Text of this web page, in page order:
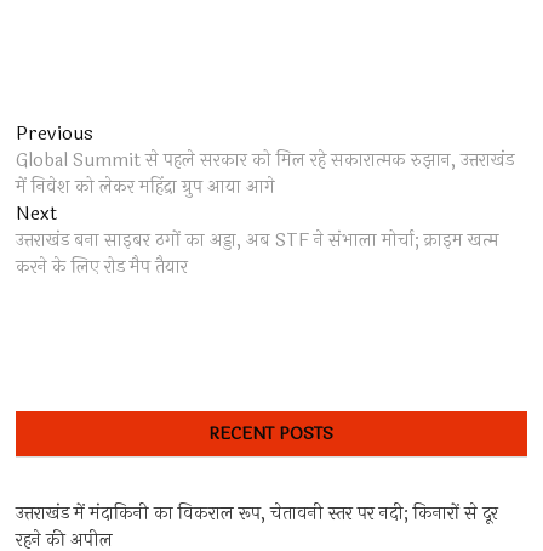
Post
navigation
Previous
post:
Global Summit से पहले सरकार को मिल रहे सकारात्मक रुझान, उत्तराखंड
में निवेश को लेकर महिंद्रा ग्रुप आया आगे
NextNext
post:
उत्तराखंड बना साइबर ठगों का अड्डा, अब STF ने संभाला मोर्चा; क्राइम खत्म
करने के लिए रोड मैप तैयार
RECENT POSTS
उत्तराखंड में मंदाकिनी का विकराल रूप, चेतावनी स्तर पर नदी; किनारों से दूर
रहने की अपील